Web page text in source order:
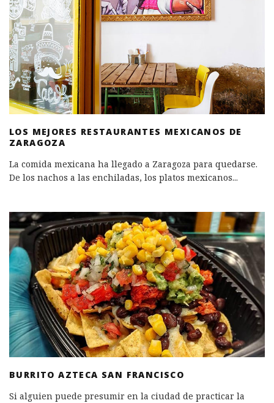
LOS MEJORES RESTAURANTES MEXICANOS DE
ZARAGOZA
La comida mexicana ha llegado a Zaragoza para quedarse.
De los nachos a las enchiladas, los platos mexicanos...
BURRITO AZTECA SAN FRANCISCO
Si alguien puede presumir en la ciudad de practicar la